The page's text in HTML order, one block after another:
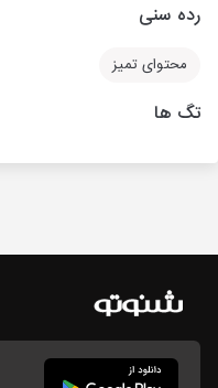
رده سنی
محتوای تمیز
تگ ها